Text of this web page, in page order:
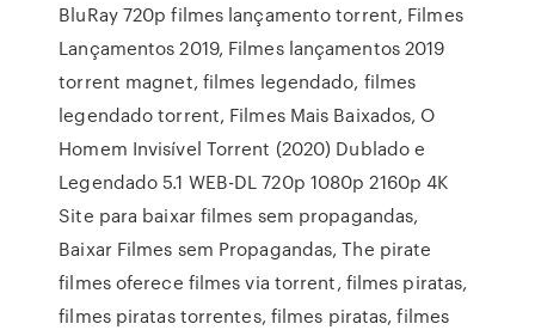
BluRay 720p filmes lançamento torrent, Filmes
Lançamentos 2019, Filmes lançamentos 2019
torrent magnet, filmes legendado, filmes
legendado torrent, Filmes Mais Baixados, O
Homem Invisível Torrent (2020) Dublado e
Legendado 5.1 WEB-DL 720p 1080p 2160p 4K
Site para baixar filmes sem propagandas,
Baixar Filmes sem Propagandas, The pirate
filmes oferece filmes via torrent, filmes piratas,
filmes piratas torrentes, filmes piratas, filmes